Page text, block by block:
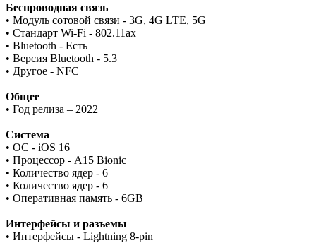
Беспроводная связь
• Модуль сотовой связи - 3G, 4G LTE, 5G
• Стандарт Wi-Fi - 802.11ax
• Bluetooth - Есть
• Версия Bluetooth - 5.3
• Другое - NFC
Общее
• Год релиза – 2022
Система
• ОС - iOS 16
• Процессор - A15 Bionic
• Количество ядер - 6
• Количество ядер - 6
• Оперативная память - 6GB
Интерфейсы и разъемы
• Интерфейсы - Lightning 8-pin